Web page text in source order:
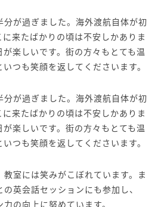
分が過ぎました。海外渡航自体が初
来たばかりの頃は不安しかありま
楽しいです。街の方々もとても温
つも笑顔を返してくださいます。
分が過ぎました。海外渡航自体が初
来たばかりの頃は不安しかありま
楽しいです。街の方々もとても温
つも笑顔を返してくださいます。
室には笑みがこぼれています。ま
英会話セッションにも参加し、
の向上に努めています。